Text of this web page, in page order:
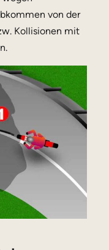
von der
Kollisionen mit